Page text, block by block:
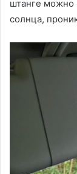
штанге можно
солнца,